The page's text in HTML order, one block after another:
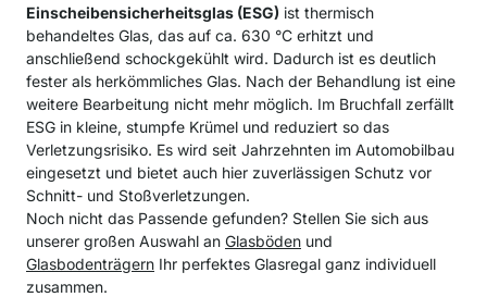
Einscheibensicherheitsglas (ESG) ist thermisch
behandeltes Glas, das auf ca. 630 °C erhitzt und
anschließend schockgekühlt wird. Dadurch ist es deutlich
fester als herkömmliches Glas. Nach der Behandlung ist eine
weitere Bearbeitung nicht mehr möglich. Im Bruchfall zerfällt
ESG in kleine, stumpfe Krümel und reduziert so das
Verletzungsrisiko. Es wird seit Jahrzehnten im Automobilbau
eingesetzt und bietet auch hier zuverlässigen Schutz vor
Schnitt- und Stoßverletzungen.
Noch nicht das Passende gefunden? Stellen Sie sich aus
unserer großen Auswahl an Glasböden und
Glasbodenträgern Ihr perfektes Glasregal ganz individuell
zusammen.